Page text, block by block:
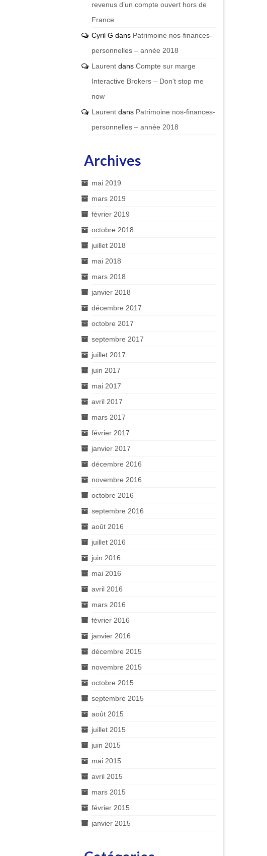
revenus d’un compte ouvert hors de
France
Cyril G dans Patrimoine nos-finances-
personnelles – année 2018
Laurentdans Compte sur marge
Interactive Brokers – Don’t stop me
now
Laurentdans Patrimoine nos-finances-
personnelles – année 2018
Archives
mai 2019
mars 2019
février 2019
octobre 2018
juillet 2018
mai 2018
mars 2018
janvier 2018
décembre 2017
octobre 2017
septembre 2017
juillet 2017
juin 2017
mai 2017
avril 2017
mars 2017
février 2017
janvier 2017
décembre 2016
novembre 2016
octobre 2016
septembre 2016
août 2016
juillet 2016
juin 2016
mai 2016
avril 2016
mars 2016
février 2016
janvier 2016
décembre 2015
novembre 2015
octobre 2015
septembre 2015
août 2015
juillet 2015
juin 2015
mai 2015
avril 2015
mars 2015
février 2015
janvier 2015